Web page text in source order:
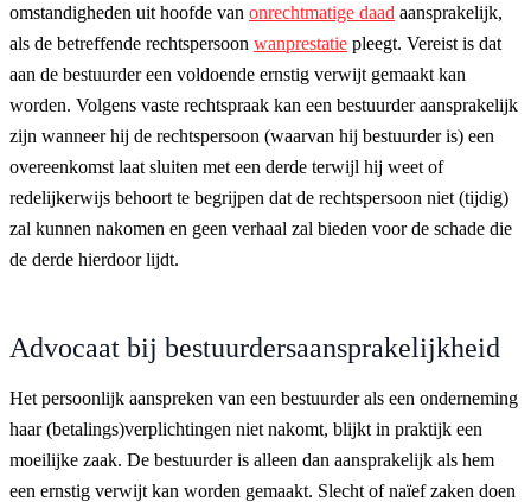
omstandigheden uit hoofde van onrechtmatige daad aansprakelijk,
als de betreffende rechtspersoon wanprestatie pleegt. Vereist is dat
aan de bestuurder een voldoende ernstig verwijt gemaakt kan
worden. Volgens vaste rechtspraak kan een bestuurder aansprakelijk
zijn wanneer hij de rechtspersoon (waarvan hij bestuurder is) een
overeenkomst laat sluiten met een derde terwijl hij weet of
redelijkerwijs behoort te begrijpen dat de rechtspersoon niet (tijdig)
zal kunnen nakomen en geen verhaal zal bieden voor de schade die
de derde hierdoor lijdt.
Advocaat bij bestuurdersaansprakelijkheid
Het persoonlijk aanspreken van een bestuurder als een onderneming
haar (betalings)verplichtingen niet nakomt, blijkt in praktijk een
moeilijke zaak. De bestuurder is alleen dan aansprakelijk als hem
een ernstig verwijt kan worden gemaakt. Slecht of naïef zaken doen